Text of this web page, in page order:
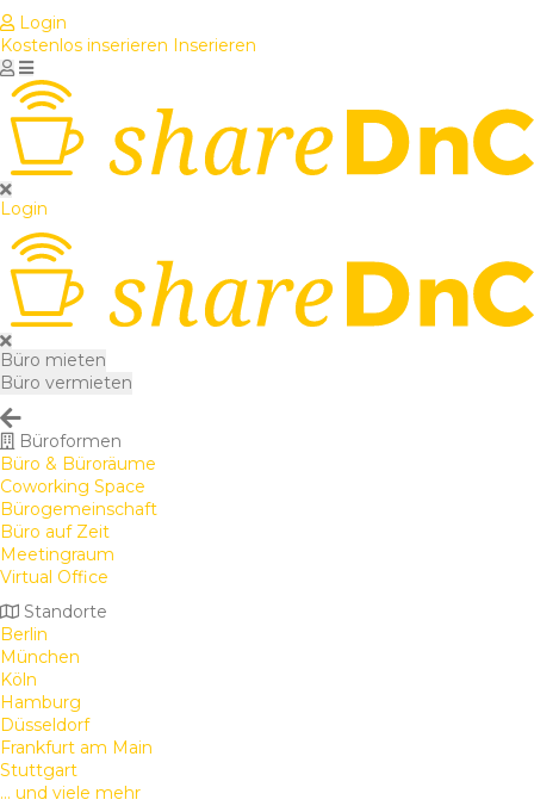
Login
Kostenlos inserieren Inserieren
Login
Büro mieten
Büro vermieten
Büroformen
Büro & Büroräume
Coworking Space
Bürogemeinschaft
Büro auf Zeit
Meetingraum
Virtual Office
Standorte
Berlin
München
Köln
Hamburg
Düsseldorf
Frankfurt am Main
Stuttgart
... und viele mehr